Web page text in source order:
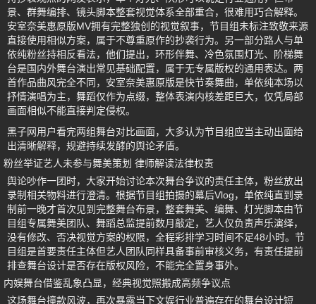
景、群舞编排、镜头脚本整套视觉体系全部重合，很难用巧合解释。
安室奈美惠原版MV拥有完整独创的视觉叙事，节目组未标注致敬来源
直接使用相似方案，属于不尊重原作的抄袭行为。另一部分路人与单
依纯粉丝持相反看法，他们提出，环形伴舞、冷色氛围灯光、阶梯舞
台是国内外舞台演出常见基础配置，属于无专属版权的通用表达。两
首作品曲风完全不同，安室奈美惠原版是快节奏舞曲，单依纯本场以
抒情演唱为主，舞蹈仅作为点缀，整体表演内核差距巨大，仅凭局部
画面相似不能直接判定侵权。
黑子网用户看完两组舞台对比画面，大多认为节目组应当主动出面给
出清晰解释，规避持续发酵的舆论矛盾。
粉丝举证艺人未参与舞美策划 律师解读法律权责
舆论吵作一团时，大家开始讨论本次舞台争议的责任主体，粉丝放出
录制相关物料进行澄清。根据节目组拍摄的幕后Vlog，单依纯直到录
制前一晚才首次见到完整舞台布景，整套舞美、编舞、灯光脚本由节
目组专属舞美团队、舞蹈总监提前数月敲定，艺人仅负责声乐演绎，
没有修改、否决视觉方案的权限，全程彩排学习时间不足48小时。节
目组是首要责任主体但艺人团队同样具备事前审核义务，有责任提前
排查舞台设计是否存在版权风险，不能完全置身事外。
内娱舞台借鉴乱象凸显，经典视觉照搬成高频争议点
这场舞台撞款风波，再次暴露当下文娱行业普遍存在的舞台设计短